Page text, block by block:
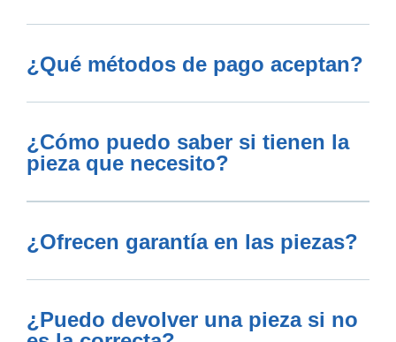
¿Qué métodos de pago aceptan?
¿Cómo puedo saber si tienen la
pieza que necesito?
¿Ofrecen garantía en las piezas?
¿Puedo devolver una pieza si no